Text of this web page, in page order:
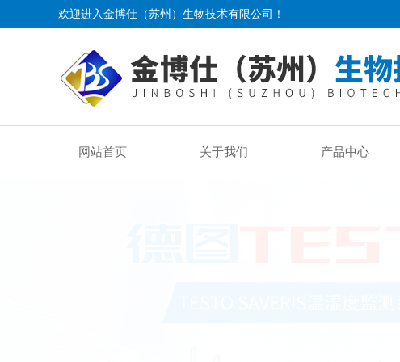
欢迎进入金博仕（苏州）生物技术有限公司！
网站首页 关于我们 产品中心